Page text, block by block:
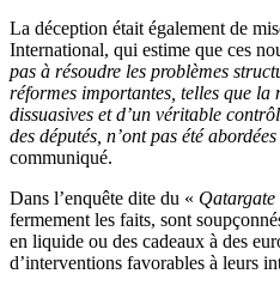
La déception était également de
International, qui estime que ces
pas à résoudre les problèmes
réformes importantes, telles que la
dissuasives et d’un véritable
des députés, n’ont pas été abordées
communiqué.
Dans l’enquête dite du « Qatargate
fermement les faits, sont
en liquide ou des cadeaux à des
d’interventions favorables à leurs